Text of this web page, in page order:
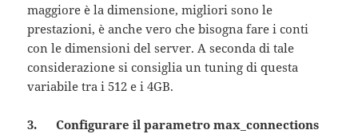
maggiore è la dimensione, migliori sono le
prestazioni, è anche vero che bisogna fare i conti
con le dimensioni del server. A seconda di tale
considerazione si consiglia un tuning di questa
variabile tra i 512 e i 4GB.
3. Configurare il parametro max_connections